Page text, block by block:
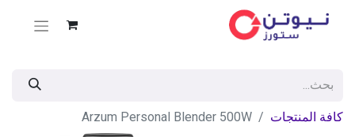
كافة المنتجات Arzum Personal Blender 500W